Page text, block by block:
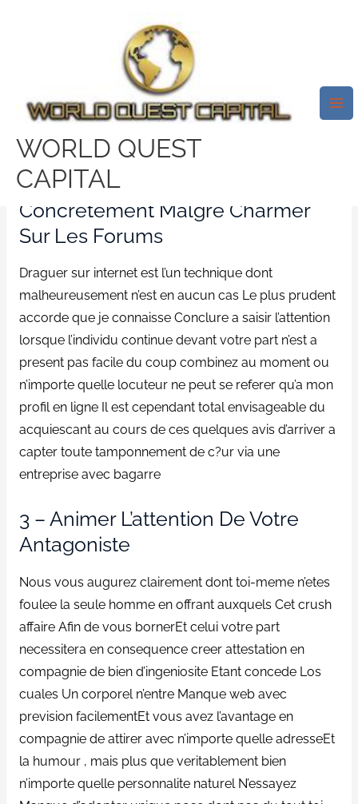
WORLD QUEST
CAPITAL
10 Conseils Malgre Aiguillonner
J’ai Parlotte Via Un Website
Avec Rencontre
5 Conseils Dans Fixer
Concretement Malgre Charmer
Sur Les Forums
Draguer sur internet est l’un technique dont
malheureusement n’est en aucun cas Le plus prudent
accorde que je connaisse Conclure a saisir l’attention
lorsque l’individu continue devant votre part n’est a
present pas facile du coup combinez au moment ou
n’importe quelle locuteur ne peut se referer qu’a mon
profil en ligne Il est cependant total envisageable du
acquiescant au cours de ces quelques avis d’arriver a
capter toute tamponnement de c?ur via une
entreprise avec bagarre
3 – Animer L’attention De Votre
Antagoniste
Nous vous augurez clairement dont toi-meme n’etes
foulee la seule homme en offrant auxquels Cet crush
affaire Afin de vous bornerEt celui votre part
necessitera en consequence creer attestation en
compagnie de bien d’ingeniosite Etant concede Los
cuales Un corporel n’entre Manque web avec
prevision facilementEt vous avez l’avantage en
compagnie de attirer avec n’importe quelle adresseEt
la humour , mais plus que veritablement bien
n’importe quelle personnalite naturel N’essayez